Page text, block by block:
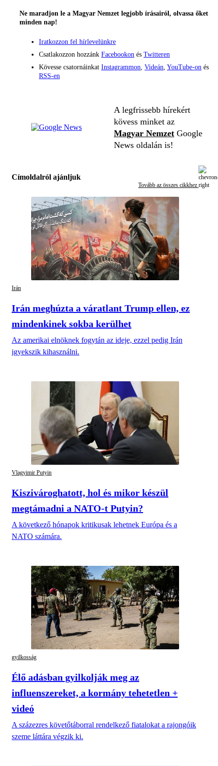
Ne maradjon le a Magyar Nemzet legjobb írásairól, olvassa őket
minden nap!
Iratkozzon fel hírlevelünkre
Csatlakozzon hozzánk Facebookon és Twitteren
Kövesse csatornáinkat Instagrammon Videán YouTube-on és
RSS-en
A legfrissebb hírekért
kövess minket az
Magyar Nemzet Google
News oldalán is!
Címoldalról ajánljuk
Tovább az összes cikkhez
Irán
Irán meghúzta a váratlant Trump ellen, ez
mindenkinek sokba kerülhet
Az amerikai elnöknek fogytán az ideje, ezzel pedig Irán
igyekszik kihasználni.
Vlagyimir Putyin
Kiszivároghatott, hol és mikor készül
megtámadni a NATO-t Putyin?
A következő hónapok kritikusak lehetnek Európa és a
NATO számára.
gyilkosság
Élő adásban gyilkolják meg az
influenszereket, a kormány tehetetlen +
videó
A százezres követőtáborral rendelkező fiatalokat a rajongóik
szeme láttára végzik ki.